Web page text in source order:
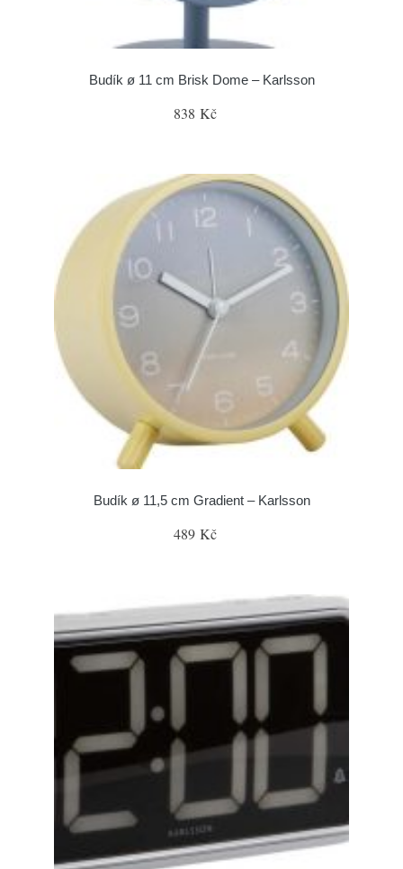
Budík ø 11 cm Brisk Dome – Karlsson
838 Kč
Budík ø 11,5 cm Gradient – Karlsson
489 Kč